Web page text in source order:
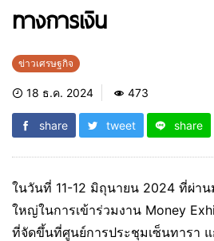
ทางการเงิน
ข่าวเศรษฐกิจ
18 ธ.ค. 2024 473
share tweet share
ในวันที่ 11-12 มิถุนายน 2024 ที่ผ่าน
ใหญ่ในการเข้าร่วมงาน Money
ที่จัดขึ้นที่ศูนย์การประชุมเซ็นทารา